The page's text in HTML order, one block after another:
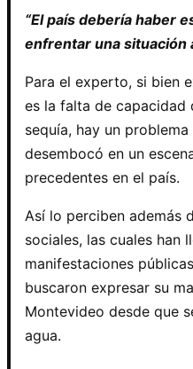
“El país debería haber
enfrentar una situación
Para el experto, si bien
es la falta de capacidad
sequía, hay un
desembocó en un
precedentes en el país.
Así lo perciben además
sociales, las cuales han
manifestaciones
buscaron expresar su
Montevideo desde que
agua.